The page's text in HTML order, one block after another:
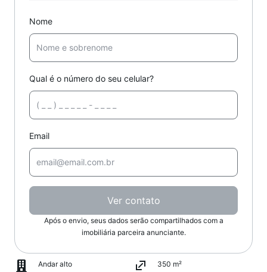
Nome
Qual é o número do seu celular?
Email
Ver contato
Após o envio, seus dados serão compartilhados com a
imobiliária parceira anunciante.
Andar alto
350 m²